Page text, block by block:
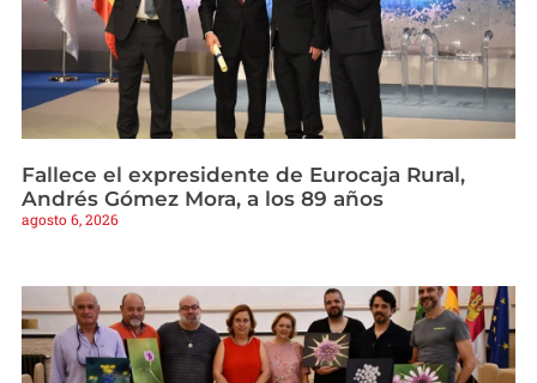
Fallece el expresidente de Eurocaja Rural,
Andrés Gómez Mora, a los 89 años
agosto 6, 2026